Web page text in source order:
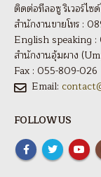
ติดต่อทีลอซู ริเวอร์ไซ
สำนักงานขายโทร :
English speaking :
สำนักงานอุ้มผาง
Fax : 055-809-026
Email:
FOLLOW US